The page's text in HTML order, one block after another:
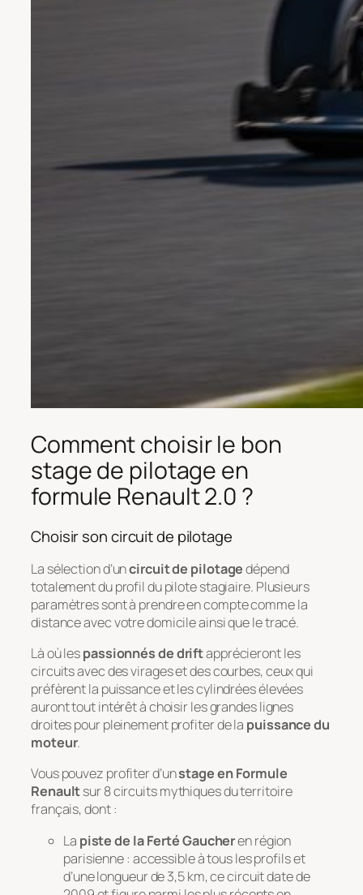
Comment choisir le bon
stage de pilotage en
formule Renault 2.0 ?
Choisir son circuit de pilotage
La sélection d’uncircuit de pilotagedépend
totalement du profil du pilote stagiaire. Plusieurs
paramètres sont à prendre en compte comme la
distance avec votre domicile ainsi que le tracé.
Là où lespassionnés de driftapprécieront les
circuits avec des virages et des courbes, ceux qui
préfèrent la puissance et les cylindrées élevées
auront tout intérêt à choisir les grandes lignes
droites pour pleinement profiter de la puissance du
moteur.
Vous pouvez profiter d’unstage en Formule
Renaultsur 8 circuits mythiques du territoire
français, dont :
La piste de la Ferté Gaucheren région
parisienne : accessible à tous les profils et
d’une longueur de 3,5 km, ce circuit date de